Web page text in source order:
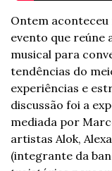
Ontem aconteceu
evento que reúne
musical para
tendências do
experiências e
discussão foi a
mediada por
artistas Alok,
(integrante da